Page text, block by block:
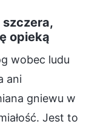
opieką
wobec ludu
ani
gniewu w
Jest to